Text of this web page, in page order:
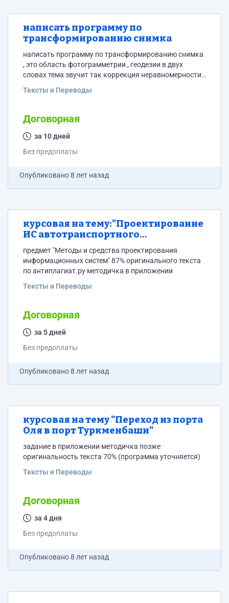
написать программу по
трансформированию снимка
написать программу по трансформированию снимка
, это область фотограмметрии , геодезии в двух
словах тема звучит так коррекция неравномерности
осуществляться внешнее внутреннее
сшивку Программу желательно писать в "матлаб "
Тексты и Переводы
Договорная
за 10 дней
Без предоплаты
Опубликовано8 лет назад
курсовая на тему:"Проектирование
ИС автотранспортного
предприятия»
предмет "Методы и средства проектирования
информационных систем" 87% оригинального текста
по антиплагиат.ру методичка в приложении
Тексты и Переводы
Договорная
за 5 дней
Без предоплаты
Опубликовано8 лет назад
курсовая на тему "Переход из порта
Оля в порт Туркменбаши"
задание в приложении методичка позже
оригинальность текста 70% (программа уточняется)
Тексты и Переводы
Договорная
за 4 дня
Без предоплаты
Опубликовано8 лет назад